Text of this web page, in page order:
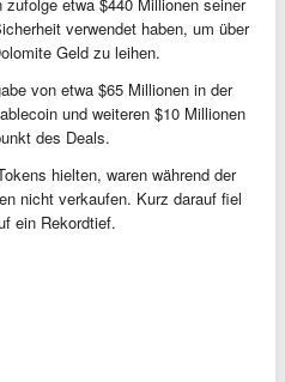
verwendet haben, um über
Geld zu leihen.
von etwa $65 Millionen in der
und weiteren $10 Millionen
des Deals.
hielten, waren während der
nicht verkaufen. Kurz darauf fiel
ein Rekordtief.